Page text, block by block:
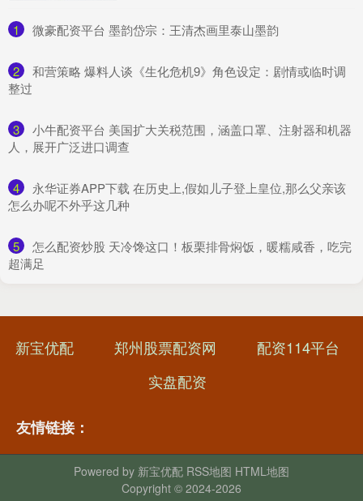
1 ​微豪配资平台 墨韵岱宗：王清杰画里泰山墨韵
2
​和营策略 爆料人谈《生化危机9》角色设定：剧情或临时调
整过
3
​小牛配资平台 美国扩大关税范围，涵盖口罩、注射器和机器
人，展开广泛进口调查
4
​永华证券APP下载 在历史上,假如儿子登上皇位,那么父亲该
怎么办呢不外乎这几种
5
​怎么配资炒股 天冷馋这口！板栗排骨焖饭，暖糯咸香，吃完
超满足
新宝优配 郑州股票配资网
配资114平台
实盘配资
友情链接：
Powered by 新宝优配 RSS地图 HTML地图
Copyright © 2024-2026